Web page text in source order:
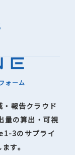
ォーム
報告クラウド
量の算出・可視
3のサプライ
す。